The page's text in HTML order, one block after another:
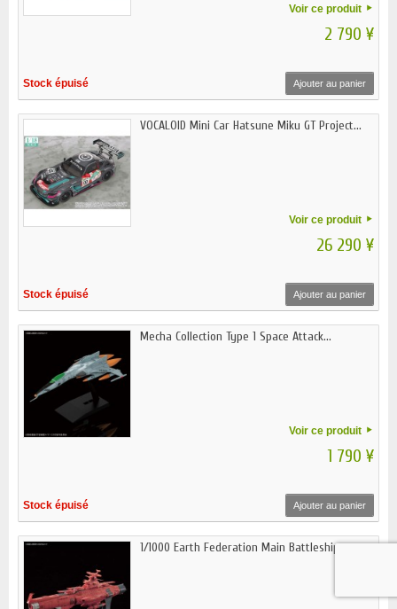
Voir ce produit
2 790 ¥
Stock épuisé Ajouter au panier
VOCALOID Mini Car Hatsune Miku GT Project...
Voir ce produit
26 290 ¥
Stock épuisé Ajouter au panier
Mecha Collection Type 1 Space Attack...
Voir ce produit
1 790 ¥
Stock épuisé Ajouter au panier
1/1000 Earth Federation Main Battleship...